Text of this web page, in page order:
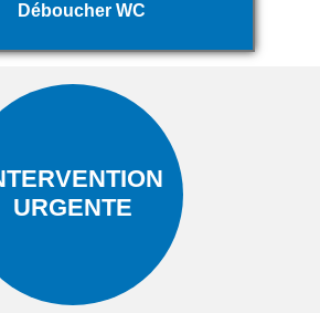
Déboucher WC
URGENTE